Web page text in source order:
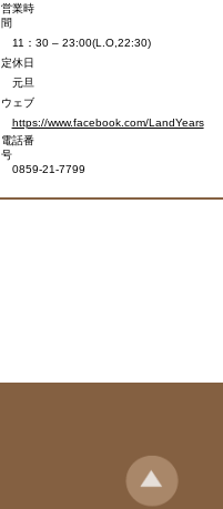
営業時
間
11：30 – 23:00(L.O,22:30)
定休日
元旦
ウェブ
https://www.facebook.com/LandYears
電話番
号
0859-21-7799